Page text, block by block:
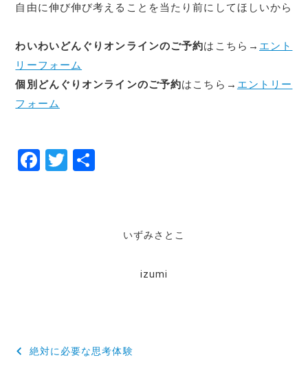
自由に伸び伸び考えることを当たり前にしてほしいから
わいわいどんぐりオンラインのご予約はこちら→ エント
リーフォーム
個別どんぐりオンラインのご予約はこちら→ エントリー
フォーム
F
T
いずみさとこ
izumi
投
絶対に必要な思考体験